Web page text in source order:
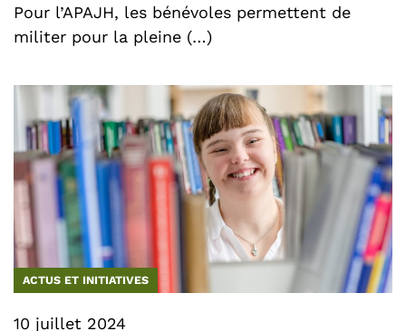
Pour l’APAJH, les bénévoles permettent de
militer pour la pleine (…)
ACTUS ET INITIATIVES
10 juillet 2024